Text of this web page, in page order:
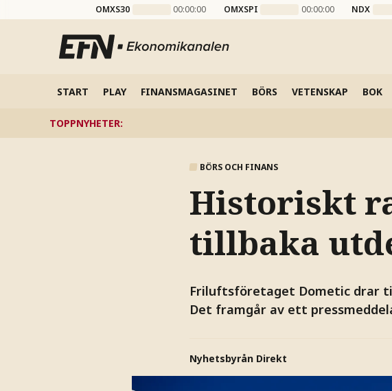
OMXS30 00:00:00 OMXSPI 00:00:00 NDX
START PLAY FINANSMAGASINET BÖRS VETENSKAP BOK
TOPPNYHETER:
BÖRS OCH FINANS
Historiskt
tillbaka
Friluftsföretaget Dometic drar
Det framgår av ett
Nyhetsbyrån Direkt